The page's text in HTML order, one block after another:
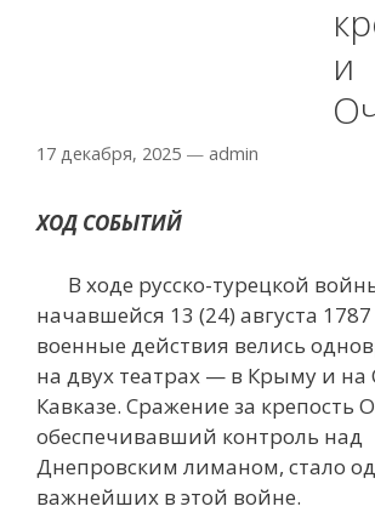
и
17 декабря, 2025 — admin
ХОД СОБЫТИЙ
В ходе русско-турецкой
начавшейся 13 (24) августа 1787
военные действия велись
на двух театрах — в Крыму и на
Кавказе. Сражение за крепость
обеспечивавший контроль над
Днепровским лиманом, стало
важнейших в этой войне.